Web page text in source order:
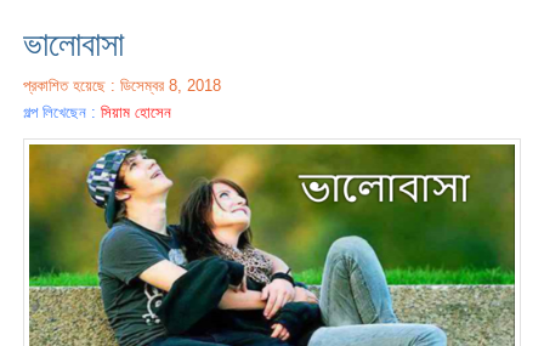
ভালোবাসা
প্রকাশিত হয়েছে : ডিসেম্বর 8, 2018
গল্প লিখেছেন :সিয়াম হোসেন